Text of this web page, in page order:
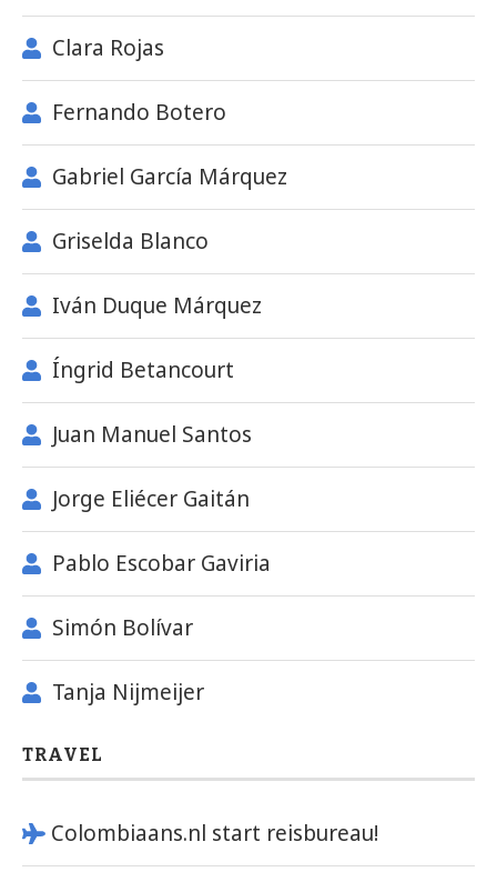
Clara Rojas
Fernando Botero
Gabriel García Márquez
Griselda Blanco
Iván Duque Márquez
Íngrid Betancourt
Juan Manuel Santos
Jorge Eliécer Gaitán
Pablo Escobar Gaviria
Simón Bolívar
Tanja Nijmeijer
TRAVEL
Colombiaans.nl start reisbureau!